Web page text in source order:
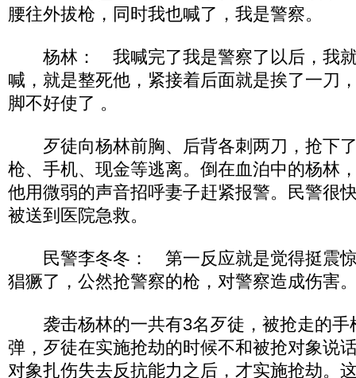
腰往外拔枪，同时我也喊了，我是警察。
杨林： 我喊完了我是警察了以后，我就
喊，就是整死他，紧接着后面就是挨了一刀
脚不好使了 。
歹徒向杨林前胸、后背各刺两刀，抢下了
枪、手机、现金等逃离。倒在血泊中的杨林
他用微弱的声音招呼妻子赶紧报警。民警很
被送到医院急救。
民警李冬冬： 第一反应就是觉得挺震惊
猖獗了，公然抢警察的枪，对警察造成伤害
袭击杨林的一共有3名歹徒，被抢走的手
弹，歹徒在实施抢劫的时候不和被抢对象说
对象扎伤失去反抗能力之后，才实施抢劫。